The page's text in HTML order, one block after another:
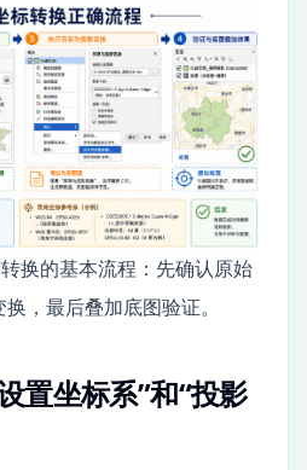
换的基本流程：先确认原始
，最后叠加底图验证。
置坐标系”和“投影